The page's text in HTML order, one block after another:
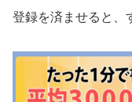
登録を済ませると、